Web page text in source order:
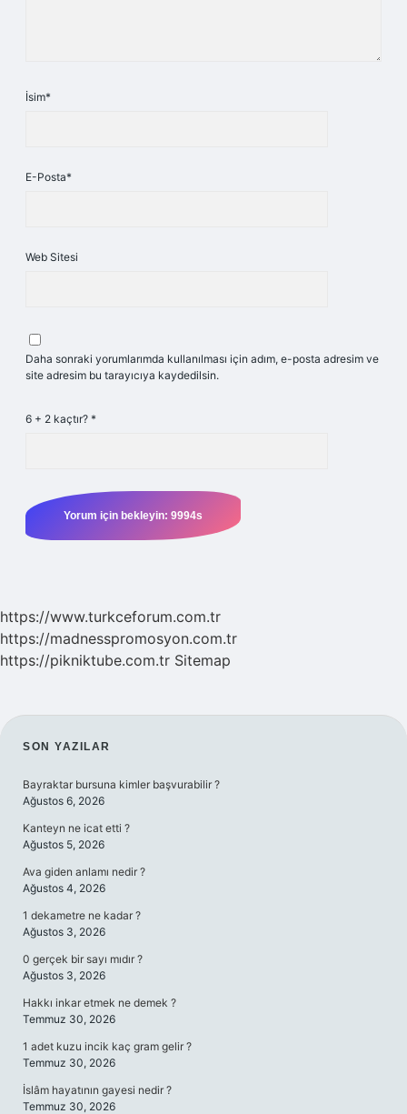
İsim*
E-Posta*
Web Sitesi
Daha sonraki yorumlarımda kullanılması için adım, e-posta adresim ve
site adresim bu tarayıcıya kaydedilsin.
6 + 2 kaçtır? *
https://www.turkceforum.com.tr
https://madnesspromosyon.com.tr
https://pikniktube.com.tr Sitemap
SIDEBAR
SON YAZILAR
Bayraktar bursuna kimler başvurabilir ?
Ağustos 6, 2026
Kanteyn ne icat etti ?
Ağustos 5, 2026
Ava giden anlamı nedir ?
Ağustos 4, 2026
1 dekametre ne kadar ?
Ağustos 3, 2026
0 gerçek bir sayı mıdır ?
Ağustos 3, 2026
Hakkı inkar etmek ne demek ?
Temmuz 30, 2026
1 adet kuzu incik kaç gram gelir ?
Temmuz 30, 2026
İslâm hayatının gayesi nedir ?
Temmuz 30, 2026